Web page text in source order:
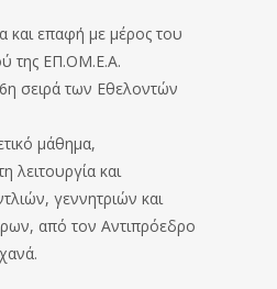
και επαφή με μέρος του
της ΕΠ.ΟΜ.Ε.Α.
σειρά των Εθελοντών
μάθημα,
λειτουργία και
γεννητριών και
από τον Αντιπρόεδρο